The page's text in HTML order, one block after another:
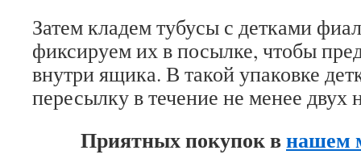
Затем кладем тубусы с детками
фиксируем их в посылке, чтобы
внутри ящика. В такой упаковке
пересылку в течение не менее двух
Приятных покупок внашем